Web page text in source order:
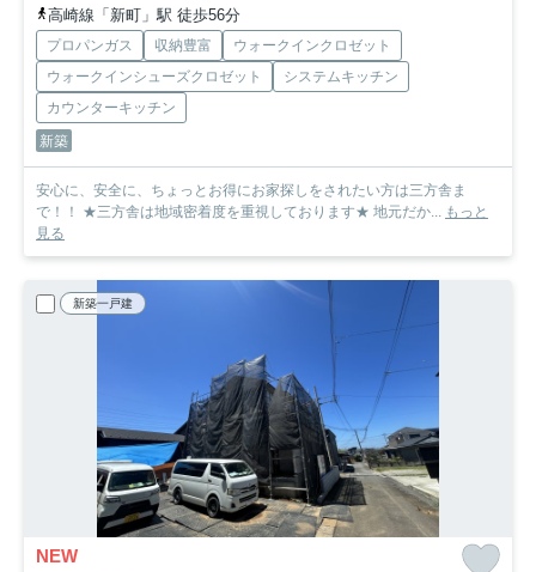
高崎線「新町」駅 徒歩56分
プロパンガス 収納豊富
ウォークインクロゼット
ウォークインシューズクロゼット
システムキッチン
カウンターキッチン
新築
安心に、安全に、ちょっとお得にお家探しをされたい方は三方舎ま
で！！ ★三方舎は地域密着度を重視しております★ 地元だか... もっと
見る
新築一戸建
NEW